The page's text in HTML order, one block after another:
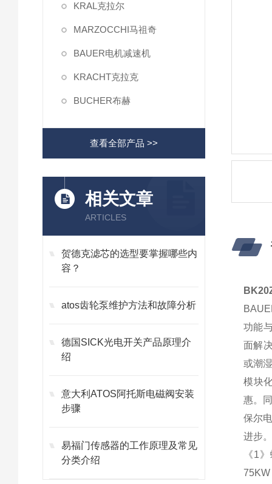
KRAL克拉尔
MARZOCCHI马祖奇
BAUER电机减速机
KRACHT克拉克
BUCHER布赫
查看全部产品 >>
相关文章
ARTICLES
贺德克滤芯的选型要掌握哪些内
容？
atos齿轮泵维护方法和故障分析
德国SICK光电开关产品原理介
绍
意大利ATOS阿托斯电磁阀安装
步骤
易福门传感器的工作原理及常见
分类介绍
功能
面解
或潮
模块
惠。
保尔
进步
《1